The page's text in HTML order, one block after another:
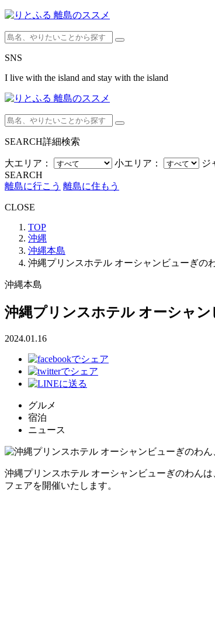
SNS
I live with the island and stay with the island
SEARCH詳細検索
大エリア： 小エリア： ジ
SEARCH
離島に行こう 離島に住もう
CLOSE
TOP
沖縄
沖縄本島
沖縄プリンスホテル オーシャンビューぎの
沖縄本島
沖縄プリンスホテル オーシャ
2024.01.16
グルメ
宿泊
ニュース
沖縄プリンスホテル オーシャンビューぎのわん
フェアを開催いたします。